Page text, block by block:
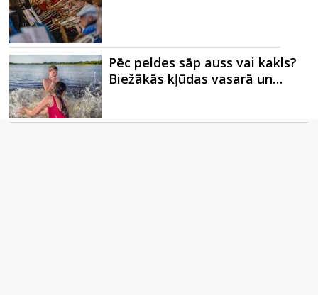
Pēc peldes sāp auss vai kakls?
Biežākās kļūdas vasarā un…